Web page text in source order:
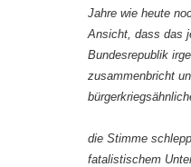
Jahre wie heute
Ansicht, dass das
Bundesrepublik
zusammenbricht
die Stimme
fatalistischem